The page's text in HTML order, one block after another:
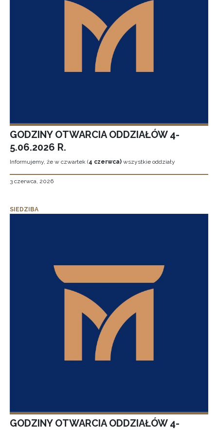
GODZINY OTWARCIA ODDZIAŁÓW 4-
5.06.2026 R.
Informujemy, że w czwartek (4 czerwca) wszystkie oddziały
3 czerwca, 2026
SIEDZIBA
GODZINY OTWARCIA ODDZIAŁÓW 4-